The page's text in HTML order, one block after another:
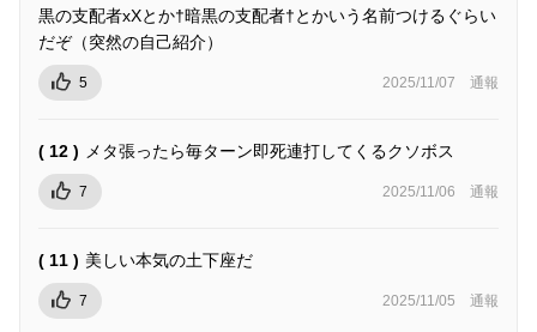
黒の支配者xXとか†暗黒の支配者†とかいう名前つけるぐらい
だぞ（突然の自己紹介）
5 2025/11/07 通報
( 12 ) メタ張ったら毎ターン即死連打してくるクソボス
7 2025/11/06 通報
( 11 ) 美しい本気の土下座だ
7 2025/11/05 通報